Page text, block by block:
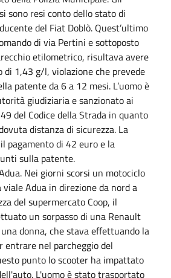
sono resi conto dello stato di
del Fiat Doblò. Quest’ultimo
di via Pertini e sottoposto
etilometrico, risultava avere
di 1,43 g/l, violazione che prevede
patente da 6 a 12 mesi. L’uomo è
giudiziaria e sanzionato ai
del Codice della Strada in quanto
distanza di sicurezza. La
pagamento di 42 euro e la
sulla patente.
Nei giorni scorsi un motociclo
viale Adua in direzione da nord a
del supermercato Coop, il
un sorpasso di una Renault
donna, che stava effettuando la
entrare nel parcheggio del
punto lo scooter ha impattato
L'uomo è stato trasportato